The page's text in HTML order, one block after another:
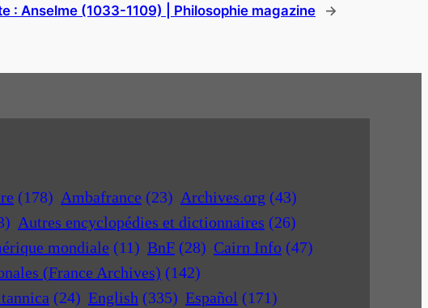
: Anselme (1033-1109) | Philosophie magazine →
(178) Ambafrance (23) Archives.org (43)
Autres encyclopédies et dictionnaires (26)
mondiale (11) BnF (28) Cairn Info (47)
(France Archives) (142)
(24) English (335) Español (171)